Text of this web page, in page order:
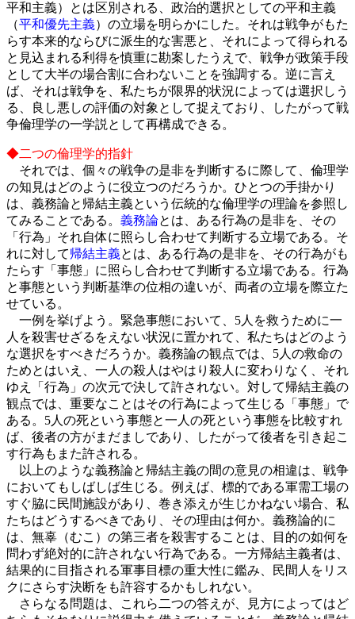
平和主義）とは区別される、政治的選択としての平和主義
（平和優先主義）の立場を明らかにした。それは戦争がもた
らす本来的ならびに派生的な害悪と、それによって得られる
と見込まれる利得を慎重に勘案したうえで、戦争が政策手段
として大半の場合割に合わないことを強調する。逆に言え
ば、それは戦争を、私たちが限界的状況によっては選択しう
る、良し悪しの評価の対象として捉えており、したがって戦
争倫理学の一学説として再構成できる。
◆二つの倫理学的指針
それでは、個々の戦争の是非を判断するに際して、倫理学
の知見はどのように役立つのだろうか。ひとつの手掛かり
は、義務論と帰結主義という伝統的な倫理学の理論を参照し
てみることである。 義務論とは、ある行為の是非を、その
「行為」それ自体に照らし合わせて判断する立場である。そ
れに対して帰結主義とは、ある行為の是非を、その行為がも
たらす「事態」に照らし合わせて判断する立場である。行為
と事態という判断基準の位相の違いが、両者の立場を際立た
せている。
一例を挙げよう。緊急事態において、5人を救うために一
人を殺害せざるをえない状況に置かれて、私たちはどのよう
な選択をすべきだろうか。義務論の観点では、5人の救命の
ためとはいえ、一人の殺人はやはり殺人に変わりなく、それ
ゆえ「行為」の次元で決して許されない。対して帰結主義の
観点では、重要なことはその行為によって生じる「事態」で
ある。5人の死という事態と一人の死という事態を比較すれ
ば、後者の方がまだましであり、したがって後者を引き起こ
す行為もまた許される。
以上のような義務論と帰結主義の間の意見の相違は、戦争
においてもしばしば生じる。例えば、標的である軍需工場の
すぐ脇に民間施設があり、巻き添えが生じかねない場合、私
たちはどうするべきであり、その理由は何か。義務論的に
は、無辜（むこ）の第三者を殺害することは、目的の如何を
問わず絶対的に許されない行為である。一方帰結主義者は、
結果的に目指される軍事目標の重大性に鑑み、民間人をリス
クにさらす決断をも許容するかもしれない。
さらなる問題は、これら二つの答えが、見方によってはど